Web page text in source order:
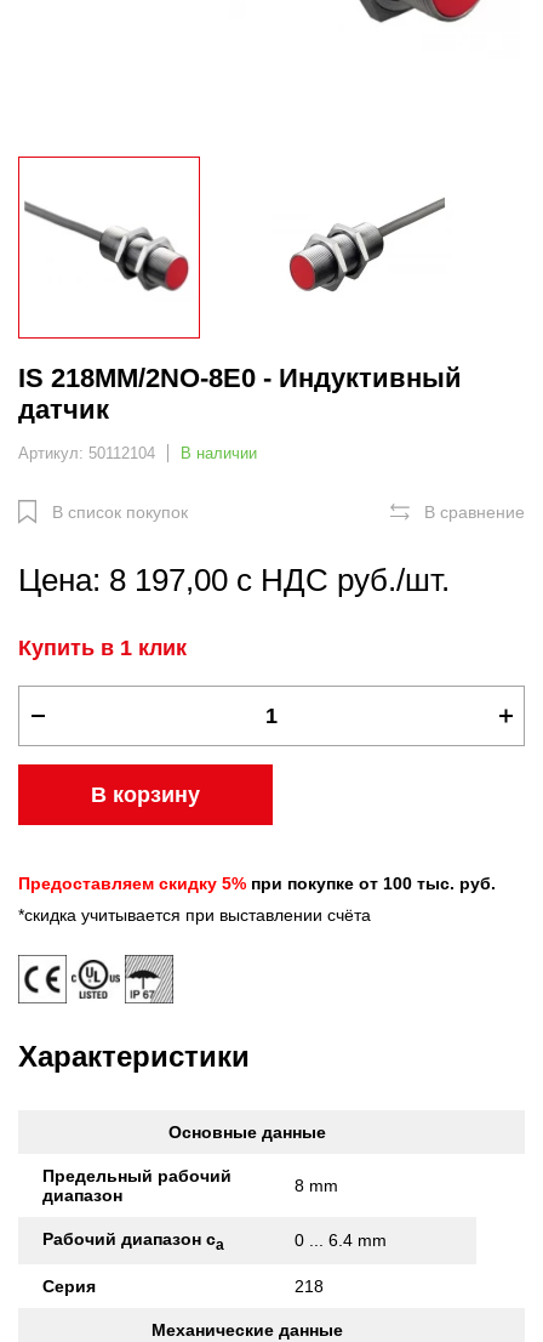
IS 218MM/2NO-8E0 - Индуктивный
датчик
Артикул: 50112104 В наличии
В список покупок В сравнение
Цена: 8 197,00 с НДС руб./шт.
Купить в 1 клик
В корзину
Предоставляем скидку 5% при покупке от 100 тыс. руб.
*скидка учитывается при выставлении счёта
Характеристики
Основные данные
Предельный рабочий
диапазон
8 mm
Рабочий диапазон са 0 ... 6.4 mm
Серия 218
Механические данные